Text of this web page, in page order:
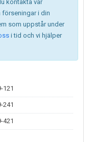
kontakta vår
förseningar i din
som uppstår under
i tid och vi hjälper
121
241
421